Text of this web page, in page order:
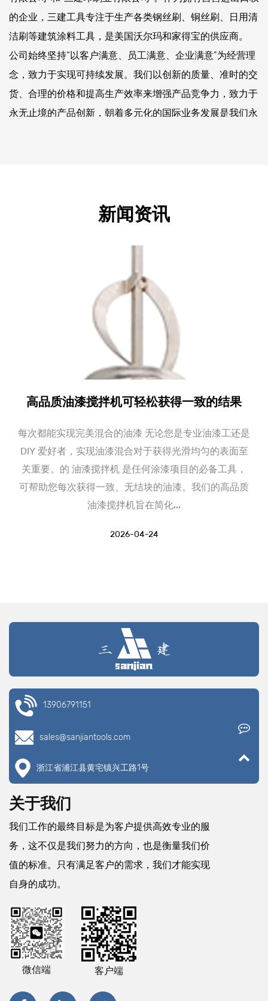
减少了浪费。
各种刀片类型：
刮刀和刀片有不同的形状、尺寸和材料，以满足不同的
需求。有些可能有角度的边缘，以提高精度，而另一些
则是平坦的，以扩大表面积。叶片涂层，如防锈涂层，
可以进一步提高其寿命。
安全特性:
对于在恶劣环境中使用或暴露在潮湿环境中的工具，刮
刮刀和刀片是许多行业不可或缺的工具，具有精度、耐
用性和多功能性等优点。其广泛的应用，从建筑表面处
理到汽车维修和工业清洗，使其成为专业和DIY使用的
必需品。具有符合人体工程学的手柄，可更换的刀片和
安全机制等功能，刮刀和刀片旨在提供理想性能，确保
每项任务的效率和安全性。
的企业，三建工具专注于生产各类钢丝刷、铜丝刷、日用清
洁刷等建筑涂料工具，是美国沃尔玛和家得宝的供应商。
公司始终坚持“以客户满意、员工满意、企业满意”为经营理
念，致力于实现可持续发展。我们以创新的质量、准时的交
货、合理的价格和提高生产效率来增强产品竞争力，致力于
永无止境的产品创新，朝着多元化的国际业务发展是我们永
新闻资讯
高品质油漆搅拌机可轻松获得一致的结果
每次都能实现完美混合的油漆 无论您是专业油漆工还是
DIY 爱好者，实现油漆混合对于获得光滑均匀的表面至
关重要。的 油漆搅拌机 是任何涂漆项目的必备工具，
可帮助您每次获得一致、无结块的油漆。我们的高品质
油漆搅拌机旨在简化...
2026-04-24
13906791151
sales@sanjiantools.com
浙江省浦江县黄宅镇兴工路1号
关于我们
我们工作的最终目标是为客户提供高效专业的服
务，这不仅是我们努力的方向，也是衡量我们价
值的标准。只有满足客户的需求，我们才能实现
自身的成功。
微信端 客户端